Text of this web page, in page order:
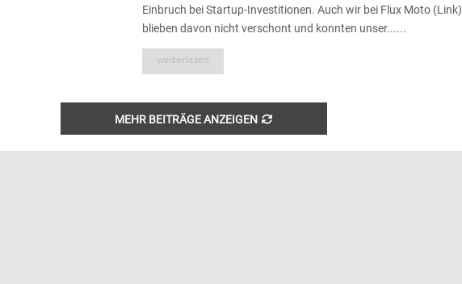
Einbruch bei Startup-Investitionen. Auch wir bei Flux Moto (Link)
blieben davon nicht verschont und konnten unser......
weiterlesen
MEHR BEITRÄGE ANZEIGEN